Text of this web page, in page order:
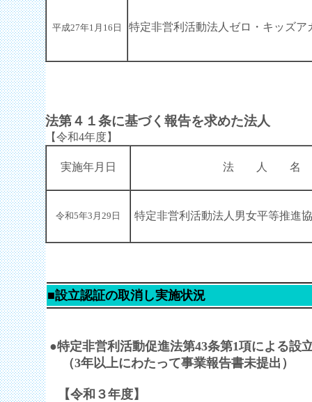
平成27年1月16日 特定非営利活動法人ゼロ・キッズア
法第４１条に基づく報告を求めた法人
【令和4年度】
実施年月日 法 人 名
令和5年3月29日 特定非営利活動法人男女平等推進
■設立認証の取消し実施状況
●特定非営利活動促進法第43条第1項による設
（3年以上にわたって事業報告書未提出）
【令和３年度】